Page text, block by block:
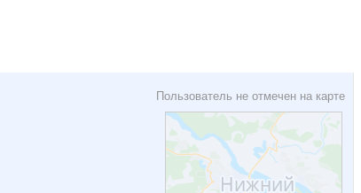
Пользователь не отмечен на карте